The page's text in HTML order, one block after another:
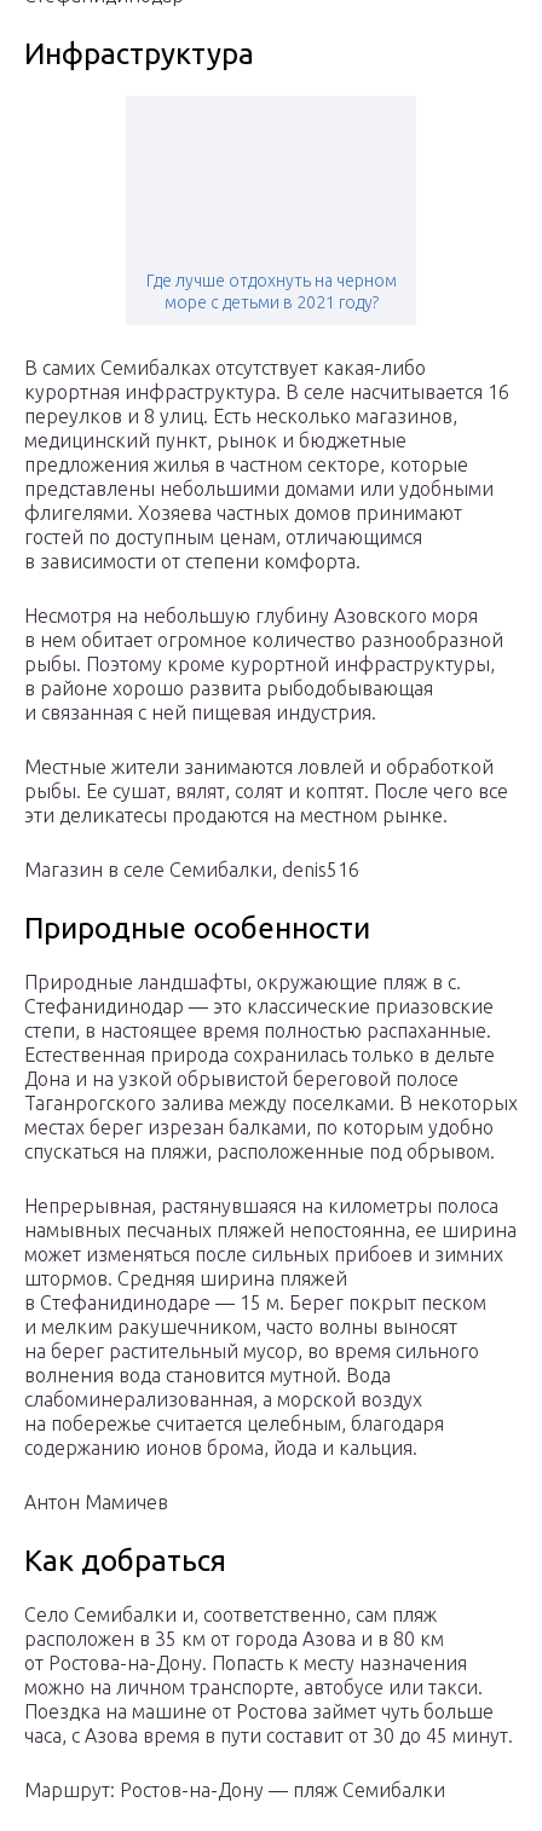
Инфраструктура
Где лучше отдохнуть на черном
море с детьми в 2021 году?
В самих Семибалках отсутствует какая-либо
курортная инфраструктура. В селе насчитывается 16
переулков и 8 улиц. Есть несколько магазинов,
медицинский пункт, рынок и бюджетные
предложения жилья в частном секторе, которые
представлены небольшими домами или удобными
флигелями. Хозяева частных домов принимают
гостей по доступным ценам, отличающимся
в зависимости от степени комфорта.
Несмотря на небольшую глубину Азовского моря
в нем обитает огромное количество разнообразной
рыбы. Поэтому кроме курортной инфраструктуры,
в районе хорошо развита рыбодобывающая
и связанная с ней пищевая индустрия.
Местные жители занимаются ловлей и обработкой
рыбы. Ее сушат, вялят, солят и коптят. После чего все
эти деликатесы продаются на местном рынке.
Магазин в селе Семибалки, denis516
Природные особенности
Природные ландшафты, окружающие пляж в с.
Стефанидинодар — это классические приазовские
степи, в настоящее время полностью распаханные.
Естественная природа сохранилась только в дельте
Дона и на узкой обрывистой береговой полосе
Таганрогского залива между поселками. В некоторых
местах берег изрезан балками, по которым удобно
спускаться на пляжи, расположенные под обрывом.
Непрерывная, растянувшаяся на километры полоса
намывных песчаных пляжей непостоянна, ее ширина
может изменяться после сильных прибоев и зимних
штормов. Средняя ширина пляжей
в Стефанидинодаре — 15 м. Берег покрыт песком
и мелким ракушечником, часто волны выносят
на берег растительный мусор, во время сильного
волнения вода становится мутной. Вода
слабоминерализованная, а морской воздух
на побережье считается целебным, благодаря
содержанию ионов брома, йода и кальция.
Антон Мамичев
Как добраться
Село Семибалки и, соответственно, сам пляж
расположен в 35 км от города Азова и в 80 км
от Ростова-на-Дону. Попасть к месту назначения
можно на личном транспорте, автобусе или такси.
Поездка на машине от Ростова займет чуть больше
часа, с Азова время в пути составит от 30 до 45 минут.
Маршрут: Ростов-на-Дону — пляж Семибалки